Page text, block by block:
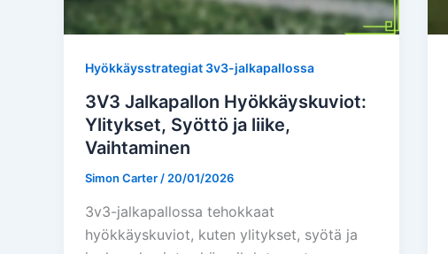
Hyökkäysstrategiat 3v3-jalkapallossa
3V3 Jalkapallon Hyökkäyskuviot:
Ylitykset, Syöttö ja liike,
Vaihtaminen
Simon Carter / 20/01/2026
3v3-jalkapallossa tehokkaat
hyökkäyskuviot, kuten ylitykset, syötä ja